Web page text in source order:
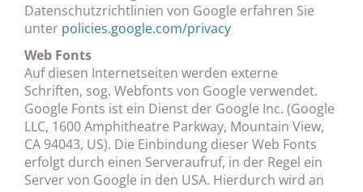
Datenschutzrichtlinien von Google erfahren Sie
unter policies.google.com/privacy
Web Fonts
Auf diesen Internetseiten werden externe
Schriften, sog. Webfonts von Google verwendet.
Google Fonts ist ein Dienst der Google Inc. (Google
LLC, 1600 Amphitheatre Parkway, Mountain View,
CA 94043, US). Die Einbindung dieser Web Fonts
erfolgt durch einen Serveraufruf, in der Regel ein
Server von Google in den USA. Hierdurch wird an